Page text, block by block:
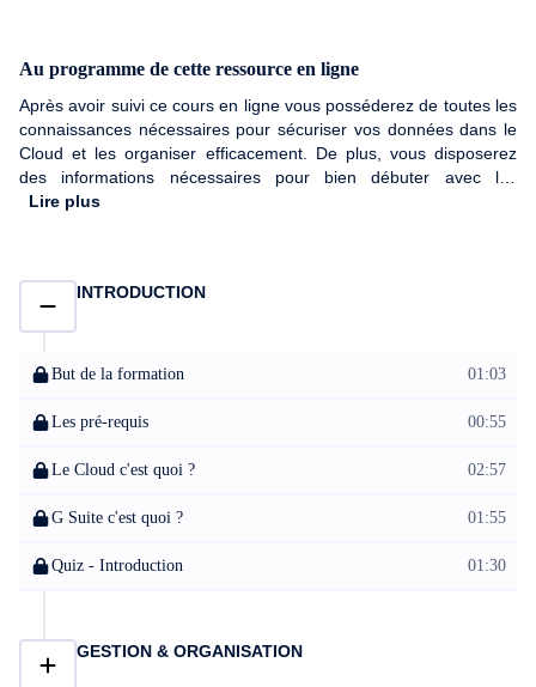
Au programme de cette ressource en ligne
Après avoir suivi ce cours en ligne vous posséderez de toutes les
connaissances nécessaires pour sécuriser vos données dans le
Cloud et les organiser efficacement. De plus, vous disposerez
des informations nécessaires pour bien débuter avec les
applications bureautiques et collaboratives de Google. Vous
ligne sur Google Drive est fait pour vous.
Lire plus
INTRODUCTION
But de la formation 01:03
Les pré-requis 00:55
Le Cloud c'est quoi ? 02:57
G Suite c'est quoi ? 01:55
Quiz - Introduction 01:30
GESTION & ORGANISATION